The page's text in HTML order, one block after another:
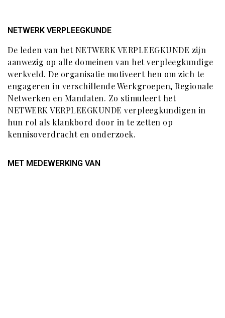
NETWERK VERPLEEGKUNDE
De leden van het NETWERK VERPLEEGKUNDE zijn
aanwezig op alle domeinen van het verpleegkundige
werkveld. De organisatie motiveert hen om zich te
engageren in verschillende Werkgroepen, Regionale
Netwerken en Mandaten. Zo stimuleert het
NETWERK VERPLEEGKUNDE verpleegkundigen in
hun rol als klankbord door in te zetten op
kennisoverdracht en onderzoek.
MET MEDEWERKING VAN